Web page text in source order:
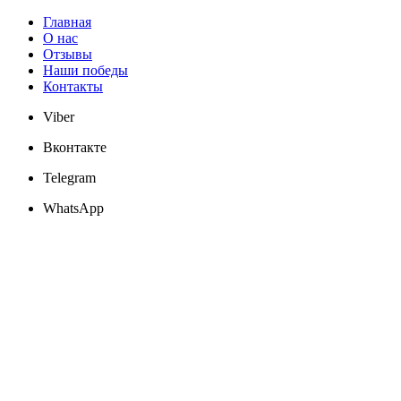
Главная
О нас
Отзывы
Наши победы
Контакты
Viber
Вконтакте
Telegram
WhatsApp